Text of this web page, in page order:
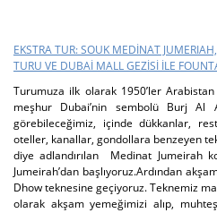
EKSTRA TUR: SOUK MEDİNAT
TURU VE DUBAİ MALL GEZİSİ İLE
Turumuza ilk olarak 1950’ler Arabistan
meşhur Dubai’nin sembolü Burj
görebileceğimiz, içinde dükkanlar,
oteller, kanallar, gondollara benzeyen
diye adlandırılan Medinat Jumeirah
Jumeirah’dan başlıyoruz.Ardından
Dhow teknesine geçiyoruz. Teknemiz
olarak akşam yemeğimizi alıp,